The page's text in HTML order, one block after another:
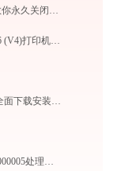
Win10如何彻底永久关闭自动更新 5种方法教你永久关闭win10自动更新
快速解决HP ColorLaserJet M253-M254 PCL-6 (V4)打印机驱动安装问题，这篇文章告诉你方法
完美解决佳能ts3100打印机驱动安装困扰，全面下载安装教程
嗨格式录屏大师 HiRecMaster.exe错误码0xc0000005处理办法